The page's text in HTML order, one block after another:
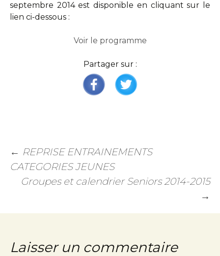
septembre 2014 est disponible en cliquant sur le
lien ci-dessous :
Voir le programme
Partager sur :
← REPRISE ENTRAINEMENTS
CATEGORIES JEUNES
Groupes et calendrier Seniors 2014-2015
→
Laisser un commentaire